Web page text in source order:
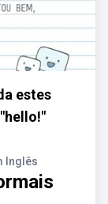
estes
Inglês